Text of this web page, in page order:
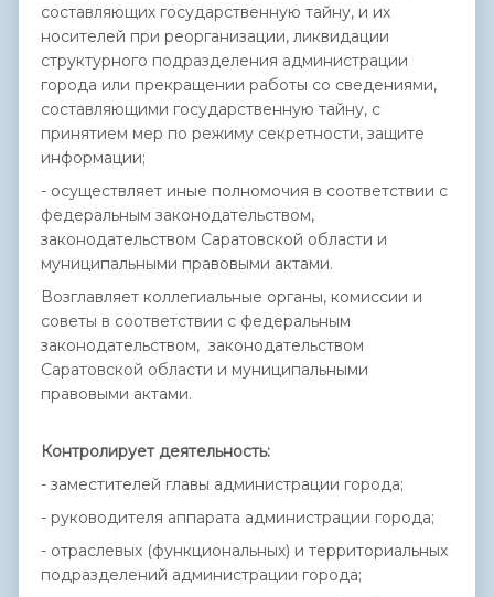
составляющих государственную тайну, и их
носителей при реорганизации, ликвидации
структурного подразделения администрации
города или прекращении работы со сведениями,
составляющими государственную тайну, с
принятием мер по режиму секретности, защите
информации;
- осуществляет иные полномочия в соответствии с
федеральным законодательством,
законодательством Саратовской области и
муниципальными правовыми актами.
Возглавляет коллегиальные органы, комиссии и
советы в соответствии с федеральным
законодательством, законодательством
Саратовской области и муниципальными
правовыми актами.
Контролирует деятельность:
- заместителей главы администрации города;
- руководителя аппарата администрации города;
- отраслевых (функциональных) и территориальных
подразделений администрации города;